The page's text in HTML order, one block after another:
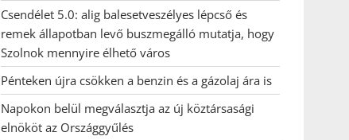
Csendélet 5.0: alig balesetveszélyes lépcső és
remek állapotban levő buszmegálló mutatja, hogy
Szolnok mennyire élhető város
Pénteken újra csökken a benzin és a gázolaj ára is
Napokon belül megválasztja az új köztársasági
elnököt az Országgyűlés